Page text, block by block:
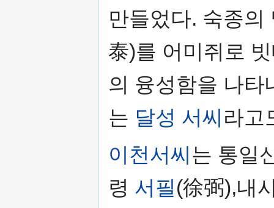
만들었다. 숙종
泰)를 어미쥐로
의 융성함을 나타
는 달성 서씨 라고
이천서씨 는 통일
령 서필(徐弼),내